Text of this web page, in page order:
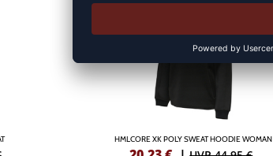
HMLCORE XK POLY SWEAT HOODIE WOMAN